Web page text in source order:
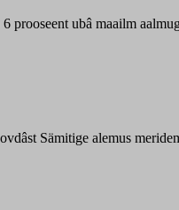
6 prooseent ubâ maailm
Sämitige alemus